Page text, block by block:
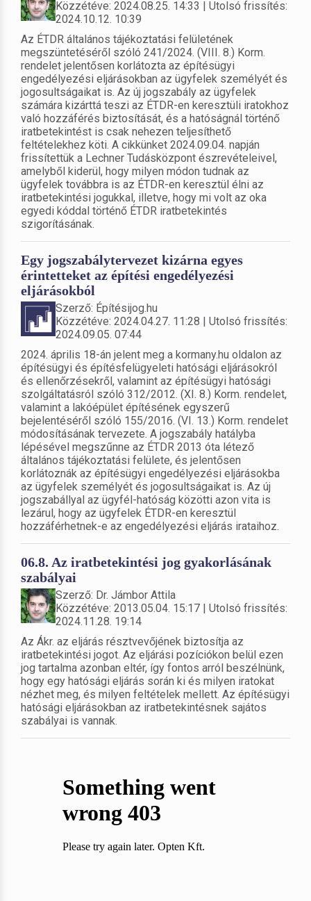
Közzétéve: 2024.08.25. 14:33 | Utolsó frissítés:
2024.10.12. 10:39
Az ÉTDR általános tájékoztatási felületének
megszüntetéséről szóló 241/2024. (VIII. 8.) Korm.
rendelet jelentősen korlátozta az építésügyi
engedélyezési eljárásokban az ügyfelek személyét és
jogosultságaikat is. Az új jogszabály az ügyfelek
számára kizárttá teszi az ÉTDR-en keresztüli iratokhoz
való hozzáférés biztosítását, és a hatóságnál történő
iratbetekintést is csak nehezen teljesíthető
feltételekhez köti. A cikkünket 2024.09.04. napján
frissítettük a Lechner Tudásközpont észrevételeivel,
amelyből kiderül, hogy milyen módon tudnak az
ügyfelek továbbra is az ÉTDR-en keresztül élni az
iratbetekintési jogukkal, illetve, hogy mi volt az oka
egyedi kóddal történő ÉTDR iratbetekintés
szigorításának.
Egy jogszabálytervezet kizárna egyes
érintetteket az építési engedélyezési
eljárásokból
Szerző: Építésijog.hu
Közzétéve: 2024.04.27. 11:28 | Utolsó frissítés:
2024.09.05. 07:44
2024. április 18-án jelent meg a kormany.hu oldalon az
építésügyi és építésfelügyeleti hatósági eljárásokról
és ellenőrzésekről, valamint az építésügyi hatósági
szolgáltatásról szóló 312/2012. (XI. 8.) Korm. rendelet,
valamint a lakóépület építésének egyszerű
bejelentéséről szóló 155/2016. (VI. 13.) Korm. rendelet
módosításának tervezete. A jogszabály hatályba
lépésével megszűnne az ÉTDR 2013 óta létező
általános tájékoztatási felülete, és jelentősen
korlátoznák az építésügyi engedélyezési eljárásokba
az ügyfelek személyét és jogosultságaikat is. Az új
jogszabállyal az ügyfél-hatóság közötti azon vita is
lezárul, hogy az ügyfelek ÉTDR-en keresztül
hozzáférhetnek-e az engedélyezési eljárás irataihoz.
06.8. Az iratbetekintési jog gyakorlásának
szabályai
Szerző: Dr. Jámbor Attila
Közzétéve: 2013.05.04. 15:17 | Utolsó frissítés:
2024.11.28. 19:14
Az Ákr. az eljárás résztvevőjének biztosítja az
iratbetekintési jogot. Az eljárási pozíciókon belül ezen
jog tartalma azonban eltér, így fontos arról beszélnünk,
hogy egy hatósági eljárás során ki és milyen iratokat
nézhet meg, és milyen feltételek mellett. Az építésügyi
hatósági eljárásokban az iratbetekintésnek sajátos
szabályai is vannak.